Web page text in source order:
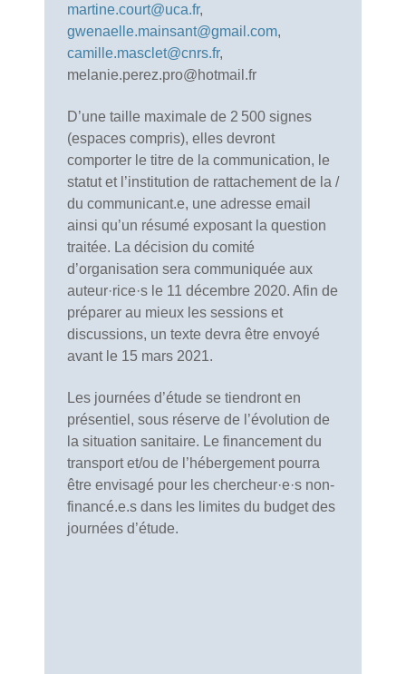
martine.court@uca.fr,
gwenaelle.mainsant@gmail.com,
camille.masclet@cnrs.fr,
melanie.perez.pro@hotmail.fr
D’une taille maximale de 2 500 signes
(espaces compris), elles devront
comporter le titre de la communication, le
statut et l’institution de rattachement de la /
du communicant.e, une adresse email
ainsi qu’un résumé exposant la question
traitée. La décision du comité
d’organisation sera communiquée aux
auteur·rice·s le 11 décembre 2020. Afin de
préparer au mieux les sessions et
discussions, un texte devra être envoyé
avant le 15 mars 2021.
Les journées d’étude se tiendront en
présentiel, sous réserve de l’évolution de
la situation sanitaire. Le financement du
transport et/ou de l’hébergement pourra
être envisagé pour les chercheur·e·s non-
financé.e.s dans les limites du budget des
journées d’étude.